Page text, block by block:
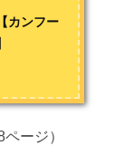
史②】
③】
カンフー映画
えたら嬉しい
カンフー
ページ）